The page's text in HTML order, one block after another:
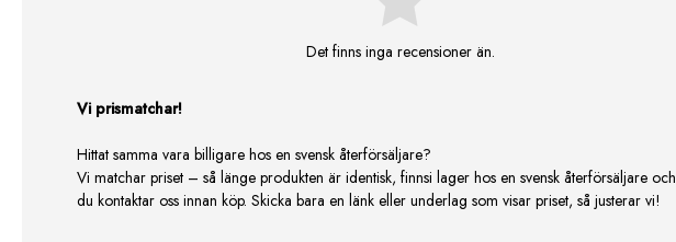
Det finns inga recensioner än.
Vi prismatchar!
Hittat samma vara billigare hos en svensk återförsäljare?
Vi matchar priset – så länge produkten är identisk, finnsi lager hos en svensk återförsäljare och
du kontaktar oss innan köp. Skicka bara en länk eller underlag som visar priset, så justerar vi!